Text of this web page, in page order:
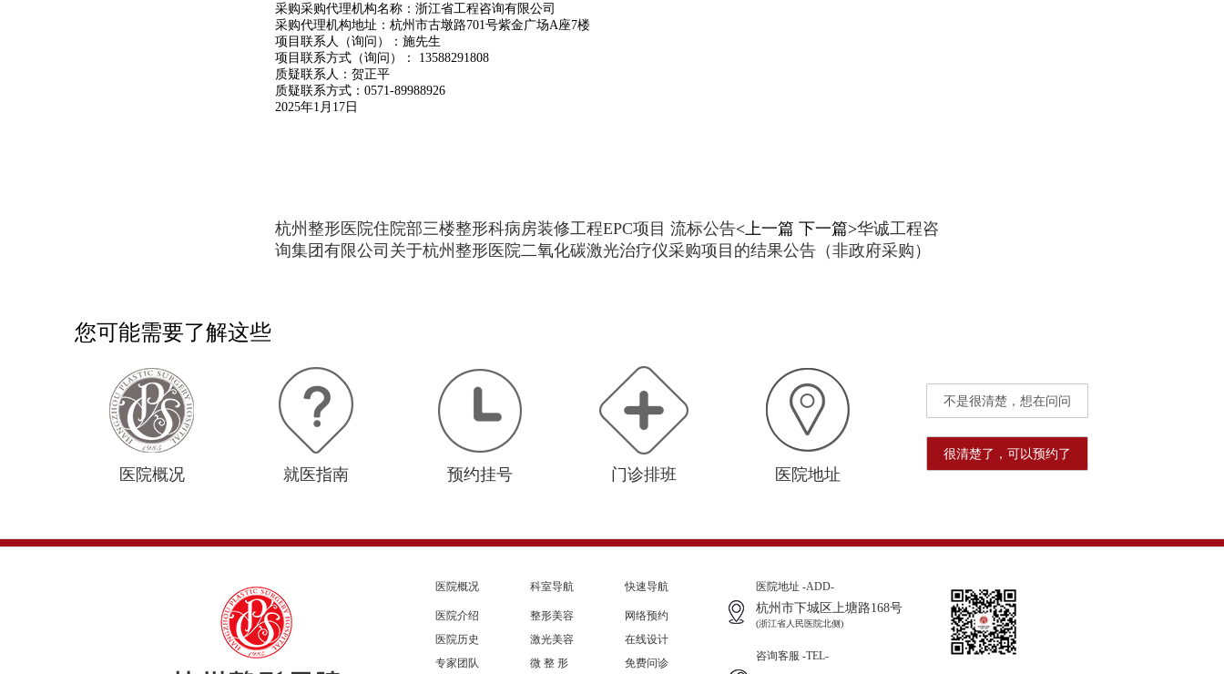
采购采购代理机构名称：浙江省工程咨询有限公司
采购代理机构地址：杭州市古墩路701号紫金广场A座7楼
项目联系人（询问）：施先生
项目联系方式（询问）： 13588291808
质疑联系人：贺正平
质疑联系方式：0571-89988926
2025年1月17日
杭州整形医院住院部三楼整形科病房装修工程EPC项目 流标公告<上一篇 下一篇>华诚工程咨
询集团有限公司关于杭州整形医院二氧化碳激光治疗仪采购项目的结果公告（非政府采购）
您可能需要了解这些
医院概况 就医指南 预约挂号 门诊排班 医院地址
不是很清楚，想在问问
很清楚了，可以预约了
医院概况
医院介绍
医院历史
专家团队
科室导航
整形美容
激光美容
微 整 形
快速导航
网络预约
在线设计
免费问诊
医院地址 -ADD-
杭州市下城区上塘路168号
(浙江省人民医院北侧)
咨询客服 -TEL-